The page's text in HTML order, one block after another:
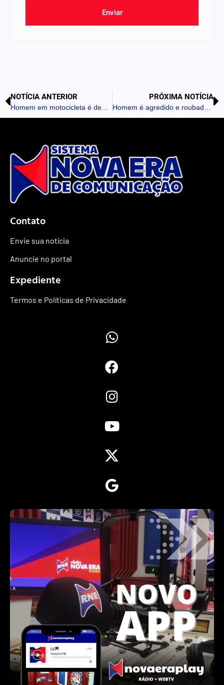
Enviar
NOTÍCIA ANTERIOR PRÓXIMA NOTÍCIA
Contato
Envie sua notícia
Anuncie no portal
Expediente
Termos e Políticas de Privacidade